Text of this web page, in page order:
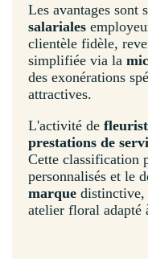
Les avantages sont
salariales
clientèle fidèle,
simplifiée via la
des exonérations
attractives.
L'activité de
prestations de
Cette classification
personnalisés et le
marque distinctive,
atelier floral adapté